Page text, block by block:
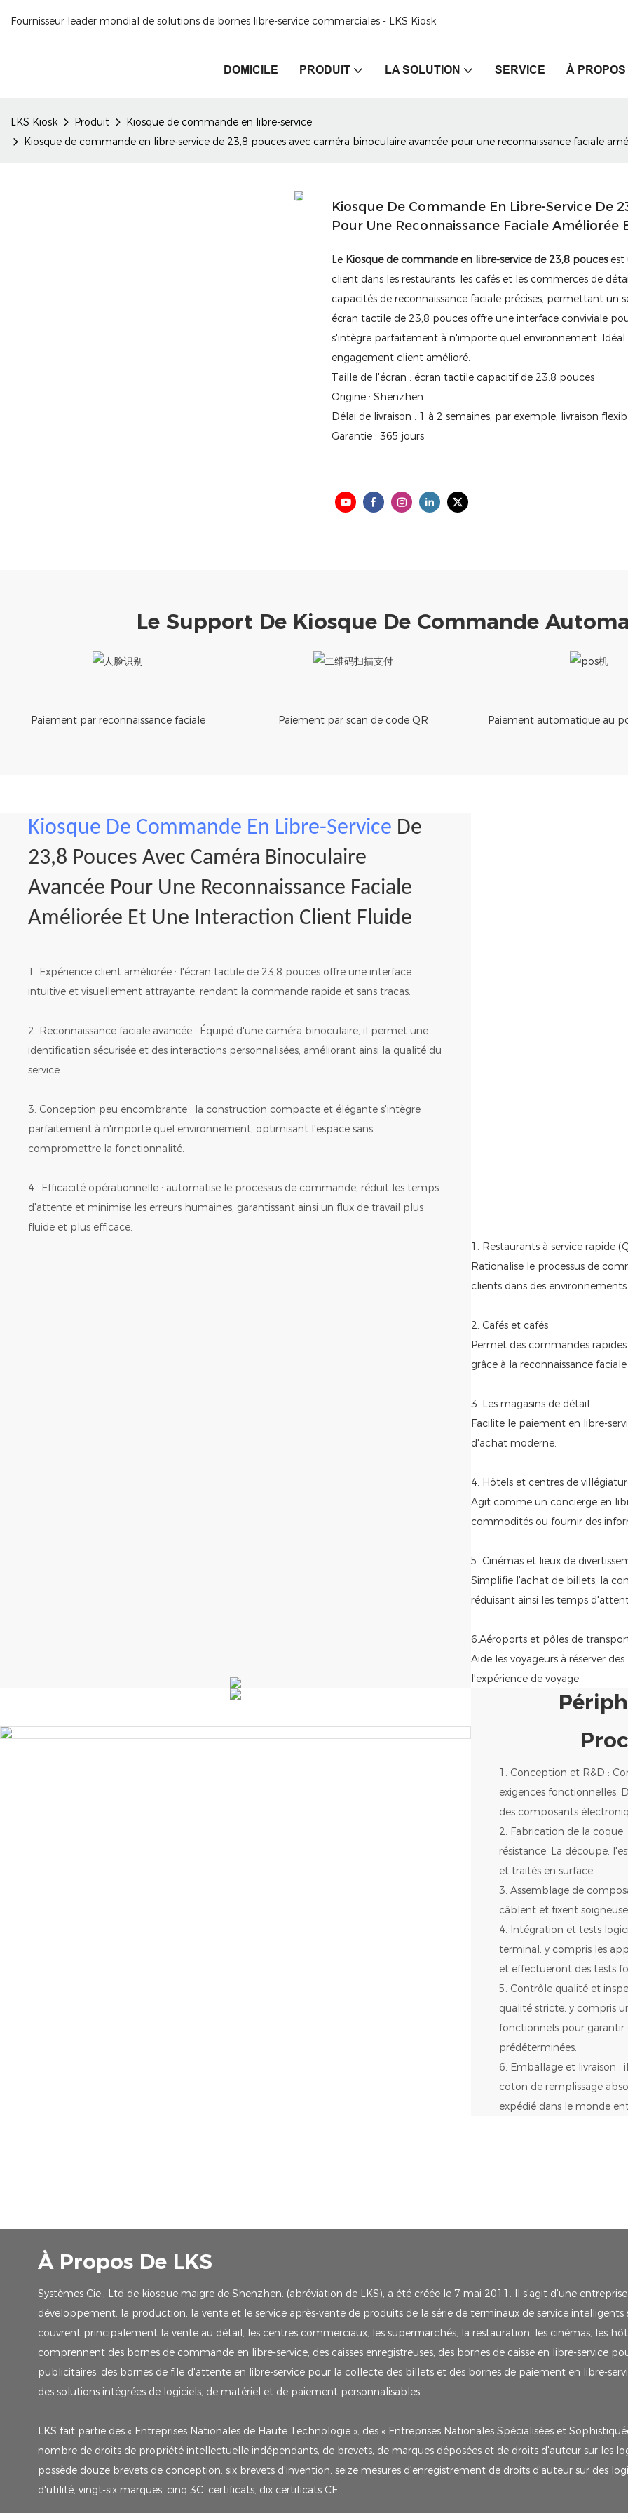
Fournisseur leader mondial de solutions de bornes libre-service commerciales - LKS Kiosk
DOMICILE PRODUIT LA SOLUTION SERVICE À
LKS Kiosk Produit
Kiosque de commande en libre-service
Kiosque de commande en libre-service de 23,8 pouces avec caméra binoculaire avancée pour une reconnaissance faciale
Kiosque De Commande En Libre-Service De
Pour Une Reconnaissance Faciale
Le Kiosque de commande en libre-service de 23,8 pouces est
client dans les restaurants, les cafés et les commerces de
capacités de reconnaissance faciale précises, permettant un
écran tactile de 23,8 pouces offre une interface conviviale
s'intègre parfaitement à n'importe quel environnement.
engagement client amélioré.
Taille de l'écran : écran tactile capacitif de 23,8 pouces
Origine : Shenzhen
Délai de livraison : 1 à 2 semaines, par exemple, livraison
Garantie : 365 jours
Le Support De Kiosque De Commande
Paiement par reconnaissance faciale Paiement par scan de code QR Paiement automatique au
Kiosque De Commande En Libre-Service De
23,8 Pouces Avec Caméra Binoculaire
Avancée Pour Une Reconnaissance Faciale
Améliorée Et Une Interaction Client Fluide
1. Expérience client améliorée : l'écran tactile de 23,8 pouces offre une interface
intuitive et visuellement attrayante, rendant la commande rapide et sans tracas.
2. Reconnaissance faciale avancée : Équipé d'une caméra binoculaire, il permet une
identification sécurisée et des interactions personnalisées, améliorant ainsi la qualité du
service.
3. Conception peu encombrante : la construction compacte et élégante s'intègre
parfaitement à n'importe quel environnement, optimisant l'espace sans
compromettre la fonctionnalité.
4.. Efficacité opérationnelle : automatise le processus de commande, réduit les temps
d'attente et minimise les erreurs humaines, garantissant ainsi un flux de travail plus
fluide et plus efficace.
1. Restaurants à service rapide
Rationalise le processus de
clients dans des
2. Cafés et cafés
Permet des commandes
grâce à la reconnaissance
3. Les magasins de détail
Facilite le paiement en libre-
d'achat moderne.
4. Hôtels et centres de
Agit comme un concierge en
commodités ou fournir des
5. Cinémas et lieux de
Simplifie l'achat de billets, la
réduisant ainsi les temps
6.Aéroports et pôles de
Aide les voyageurs à réserver
l'expérience de voyage.
1. Conception et R&D :
exigences fonctionnelles.
des composants
2. Fabrication de la
résistance. La découpe,
et traités en surface.
3. Assemblage de
câblent et fixent
4. Intégration et tests
terminal, y compris les
et effectueront des tests
5. Contrôle qualité et
qualité stricte, y compris
fonctionnels pour
prédéterminées.
6. Emballage et livraison :
coton de remplissage
expédié dans le monde
À Propos De LKS
Systèmes Cie., Ltd de kiosque maigre de Shenzhen. (abréviation de LKS), a été créée le 7 mai 2011. Il s'agit d'une
développement, la production, la vente et le service après-vente de produits de la série de terminaux de service intelligents
couvrent principalement la vente au détail, les centres commerciaux, les supermarchés, la restauration, les cinémas, les
comprennent des bornes de commande en libre-service, des caisses enregistreuses, des bornes de caisse en libre-service
publicitaires, des bornes de file d'attente en libre-service pour la collecte des billets et des bornes de paiement en libre-
des solutions intégrées de logiciels, de matériel et de paiement personnalisables.
LKS fait partie des « Entreprises Nationales de Haute Technologie », des « Entreprises Nationales Spécialisées et
nombre de droits de propriété intellectuelle indépendants, de brevets, de marques déposées et de droits d'auteur sur les
possède douze brevets de conception, six brevets d'invention, seize mesures d'enregistrement de droits d'auteur sur des
d'utilité, vingt-six marques, cinq 3C. certificats, dix certificats CE.